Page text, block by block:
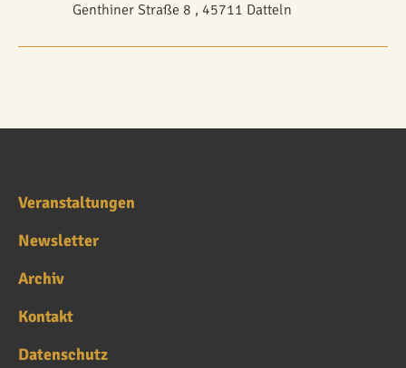
Genthiner Straße 8 , 45711 Datteln
Veranstaltungen
Newsletter
Archiv
Kontakt
Datenschutz